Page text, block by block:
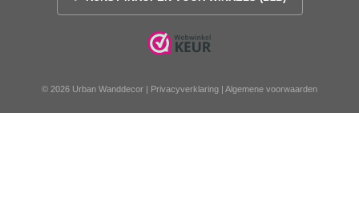
© 2026 Urban Wanddecor | Privacyverklaring | Algemene voorwaarden